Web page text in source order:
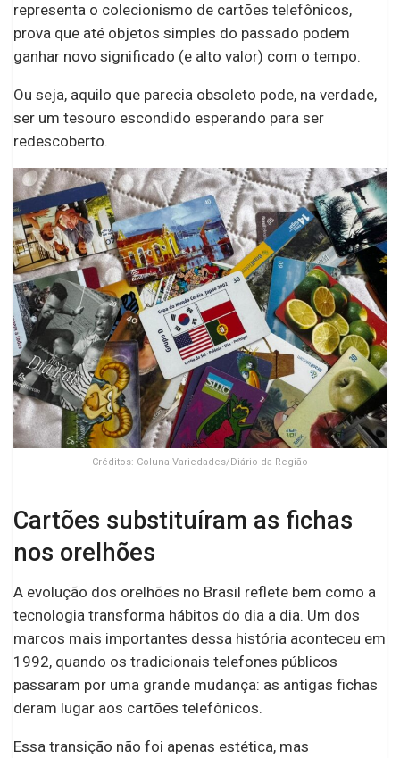
representa o colecionismo de cartões telefônicos,
prova que até objetos simples do passado podem
ganhar novo significado (e alto valor) com o tempo.
Ou seja, aquilo que parecia obsoleto pode, na verdade,
ser um tesouro escondido esperando para ser
redescoberto.
Créditos: Coluna Variedades/Diário da Região
Cartões substituíram as fichas
nos orelhões
A evolução dos orelhões no Brasil reflete bem como a
tecnologia transforma hábitos do dia a dia. Um dos
marcos mais importantes dessa história aconteceu em
1992, quando os tradicionais telefones públicos
passaram por uma grande mudança: as antigas fichas
deram lugar aos cartões telefônicos.
Essa transição não foi apenas estética, mas